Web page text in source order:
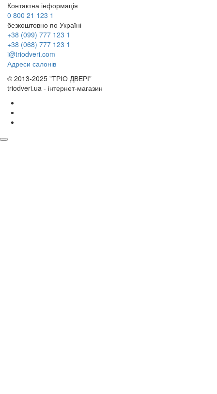
Контактна інформація
0 800 21 123 1
безкоштовно по Україні
+38 (099) 777 123 1
+38 (068) 777 123 1
i@triodveri.com
Адреси салонів
© 2013-2025 "ТРІО ДВЕРІ"
triodveri.ua - інтернет-магазин